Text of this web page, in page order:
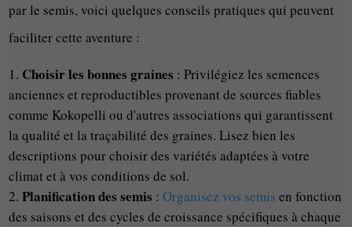
par le semis, voici quelques conseils pratiques qui peuvent
faciliter cette aventure :
Choisir les bonnes graines : Privilégiez les semences
anciennes et reproductibles provenant de sources fiables
comme Kokopelli ou d'autres associations qui garantissent
la qualité et la traçabilité des graines. Lisez bien les
descriptions pour choisir des variétés adaptées à votre
climat et à vos conditions de sol.
Planification des semis :Organisez vos semis en fonction
des saisons et des cycles de croissance spécifiques à chaque